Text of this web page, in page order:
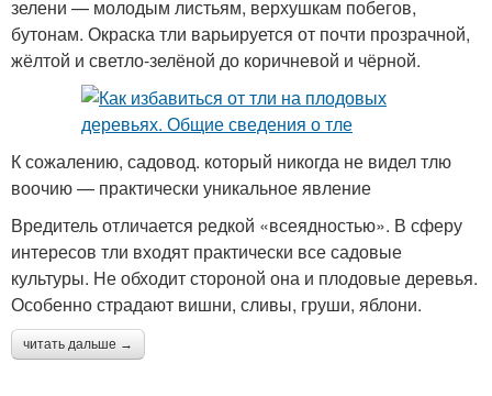
зелени — молодым листьям, верхушкам побегов,
бутонам. Окраска тли варьируется от почти прозрачной,
жёлтой и светло-зелёной до коричневой и чёрной.
К сожалению, садовод. который никогда не видел тлю
воочию — практически уникальное явление
Вредитель отличается редкой «всеядностью». В сферу
интересов тли входят практически все садовые
культуры. Не обходит стороной она и плодовые деревья.
Особенно страдают вишни, сливы, груши, яблони.
читать дальше →